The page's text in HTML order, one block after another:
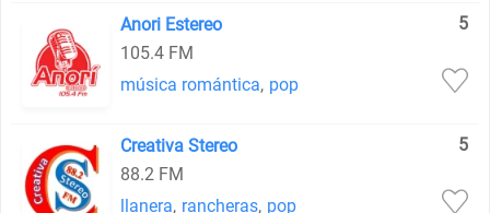
Anori Estereo
5
105.4 FM
música romántica, pop
Creativa Stereo
5
88.2 FM
llanera, rancheras, pop